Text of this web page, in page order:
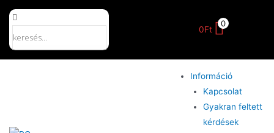
0Ft
0
Információ
Kapcsolat
Gyakran feltett
kérdések